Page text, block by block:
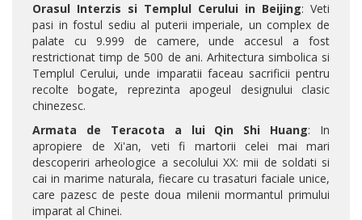
Orasul Interzis si Templul Cerului in Beijing: Veti
pasi in fostul sediu al puterii imperiale, un complex de
palate cu 9.999 de camere, unde accesul a fost
restrictionat timp de 500 de ani. Arhitectura simbolica si
Templul Cerului, unde imparatii faceau sacrificii pentru
recolte bogate, reprezinta apogeul designului clasic
chinezesc.
Armata de Teracota a lui Qin Shi Huang: In
apropiere de Xi'an, veti fi martorii celei mai mari
descoperiri arheologice a secolului XX: mii de soldati si
cai in marime naturala, fiecare cu trasaturi faciale unice,
care pazesc de peste doua milenii mormantul primului
imparat al Chinei.